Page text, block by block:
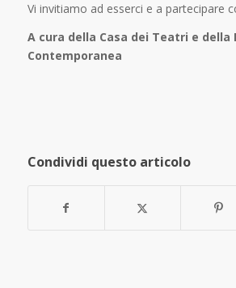
Vi invitiamo ad esserci e a partecipare
A cura della Casa dei Teatri e
Contemporanea
Condividi questo articolo